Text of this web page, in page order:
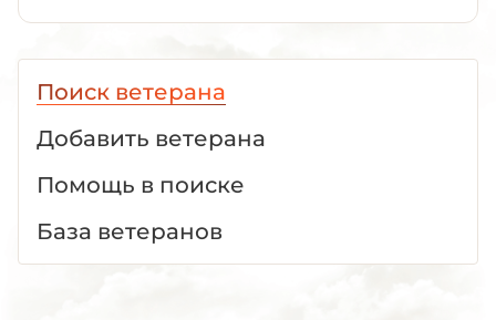
Поиск ветерана
Добавить ветерана
Помощь в поиске
База ветеранов